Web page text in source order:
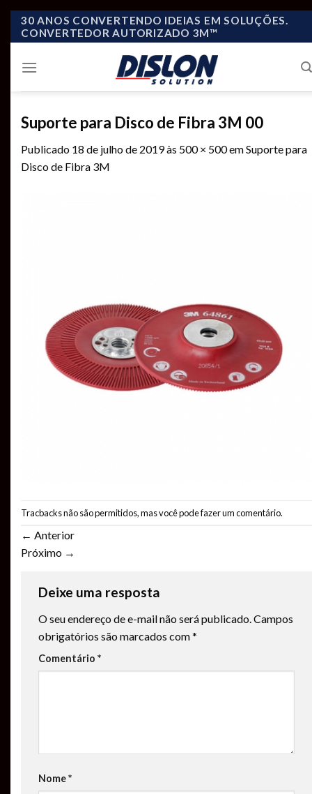
Skip
30 ANOS CONVERTENDO IDEIAS EM SOLUÇÕES.
CONVERTEDOR AUTORIZADO 3M™
Suporte para Disco de Fibra 3M 00
Publicado 18 de julho de 2019às 500 × 500emSuporte para
Disco de Fibra 3M
Tracbacks não são permitidos, mas você podefazer um comentário.
← Anterior
Próximo →
Deixe uma resposta
O seu endereço de e-mail não será publicado.Campos
obrigatórios são marcados com*
Comentário *
Nome*